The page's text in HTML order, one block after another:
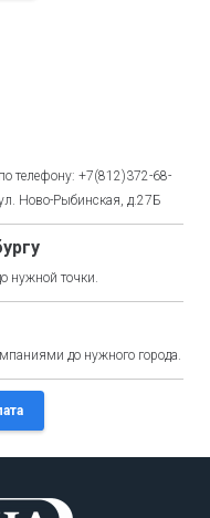
телефону: +7(812)372-68-
Ново-Рыбинская, д.27Б
нужной точки.
до нужного города.